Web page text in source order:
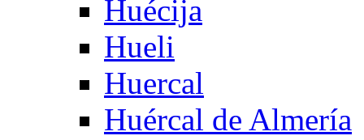
Huécija
Hueli
Huercal
Huércal de Almería